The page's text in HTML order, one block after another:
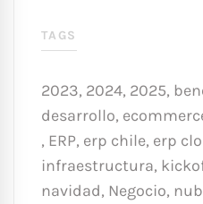
TAGS
2023, 2024, 2025,
desarrollo,
, ERP, erp chile, erp
infraestructura,
navidad, Negocio,